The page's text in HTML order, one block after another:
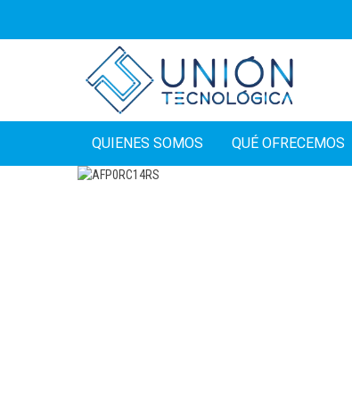
QUIENES SOMOS QUÉ OFRECEMOS